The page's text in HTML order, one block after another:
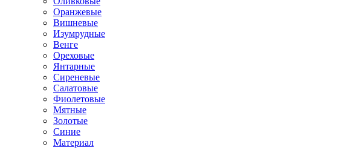
Оранжевые
Вишневые
Изумрудные
Венге
Ореховые
Янтарные
Сиреневые
Салатовые
Фиолетовые
Мятные
Золотые
Синие
Материал